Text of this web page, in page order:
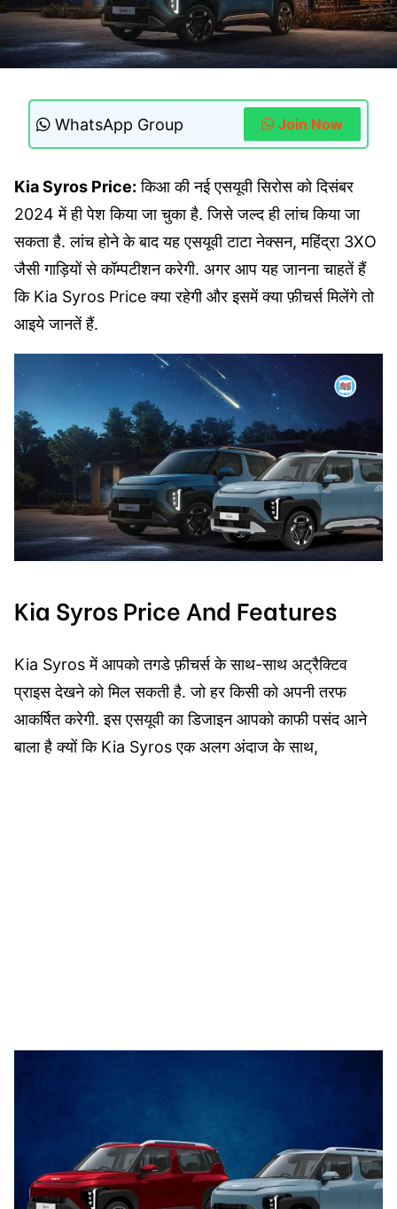
WhatsApp Group Join Now
Kia Syros Price: किआ की नई एसयूवी सिरोस को दिसंबर
2024 में ही पेश किया जा चुका है. जिसे जल्द ही लांच किया जा
सकता है. लांच होने के बाद यह एसयूवी टाटा नेक्सन, महिंद्रा 3XO
जैसी गाड़ियों से कॉम्पटीशन करेगी. अगर आप यह जानना चाहतें हैं
कि Kia Syros Price क्या रहेगी और इसमें क्या फ़ीचर्स मिलेंगे तो
आइये जानतें हैं.
Kia Syros Price And Features
Kia Syros में आपको तगडे फ़ीचर्स के साथ-साथ अट्रैक्टिव
प्राइस देखने को मिल सकती है. जो हर किसी को अपनी तरफ
आकर्षित करेगी. इस एसयूवी का डिजाइन आपको काफी पसंद आने
बाला है क्यों कि Kia Syros एक अलग अंदाज के साथ,